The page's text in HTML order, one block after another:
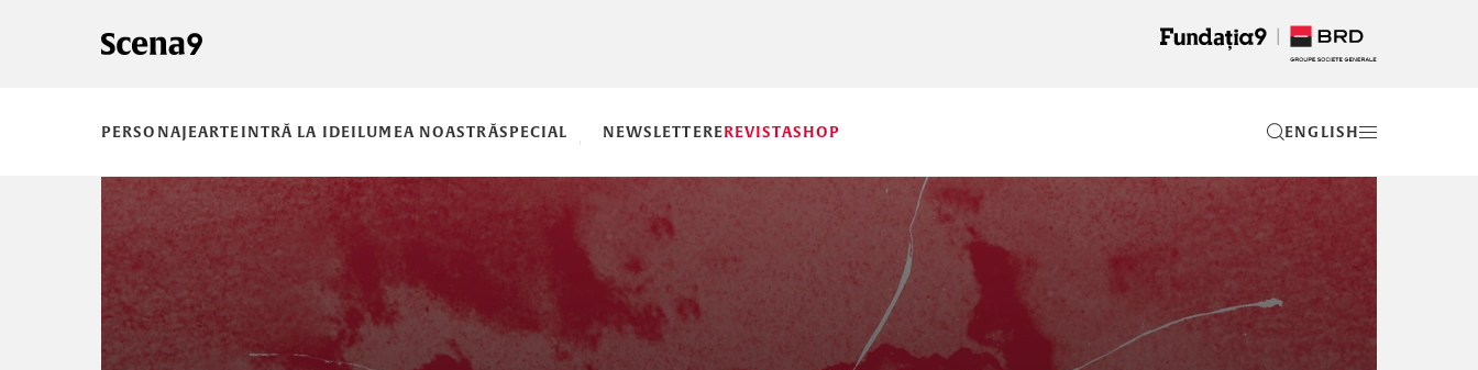
PERSONAJEARTEINTRĂ LA IDEILUMEA NOASTRĂSPECIAL NEWSLETTEREREVISTASHOP EN